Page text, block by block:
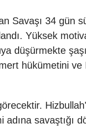
Savaşı 34 gün
Yüksek
düşürmekte
hükümetini ve
savaştığı